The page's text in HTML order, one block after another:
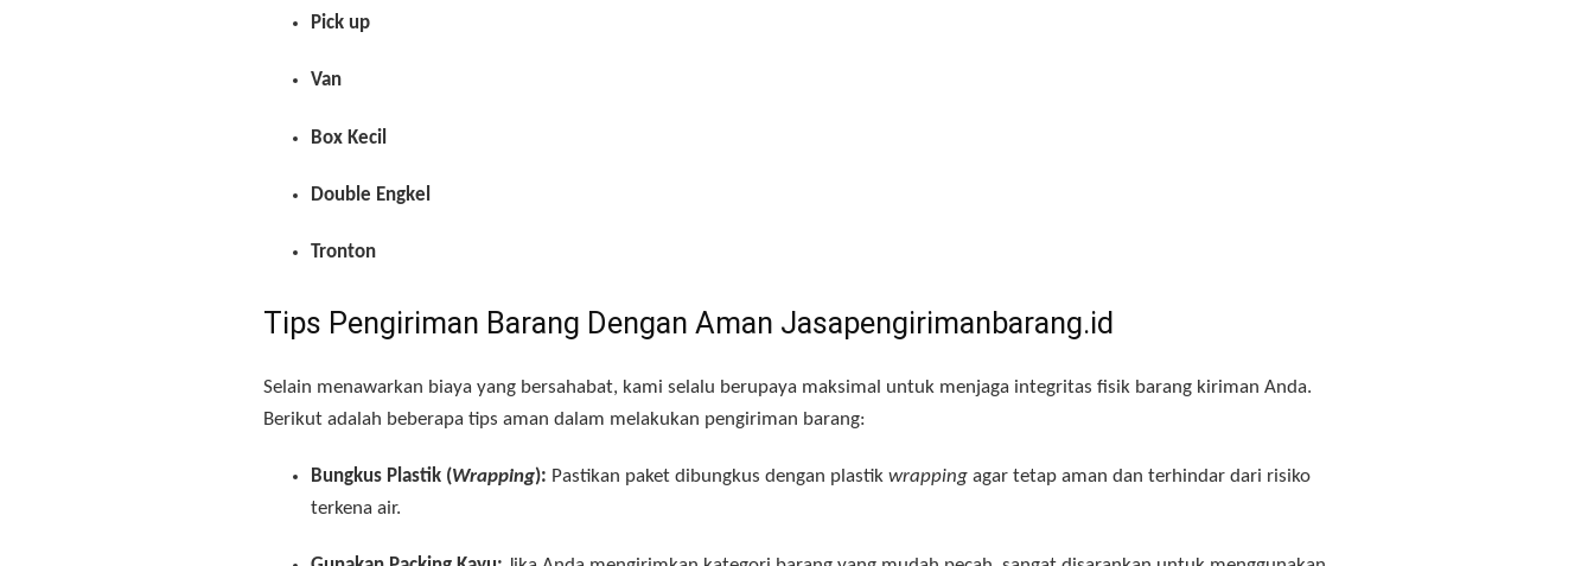
Pick up
Van
Box Kecil
Double Engkel
Tronton
Tips Pengiriman Barang Dengan Aman Jasapengirimanbarang.id
Selain menawarkan biaya yang bersahabat, kami selalu berupaya maksimal untuk menjaga integritas fisik barang kiriman Anda.
Berikut adalah beberapa tips aman dalam melakukan pengiriman barang:
Bungkus Plastik (Wrapping): Pastikan paket dibungkus dengan plastik wrapping agar tetap aman dan terhindar dari risiko
terkena air.